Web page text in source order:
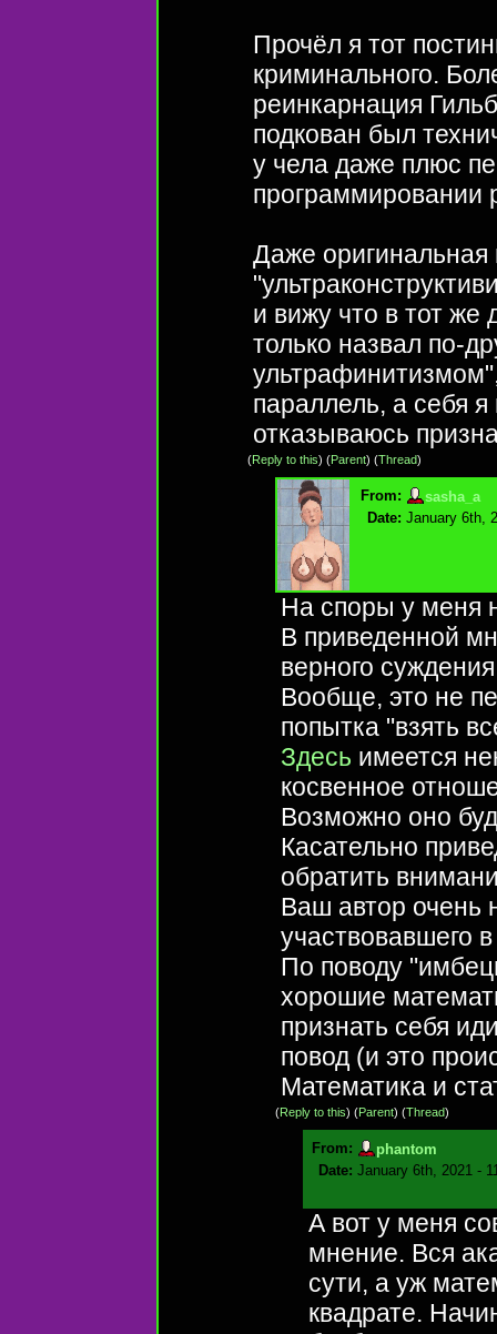
Прочёл я тот
криминального.
реинкарнация
подкован был
у чела даже плюс
программировании
Даже
и вижу что в тот же
только назвал по-
параллель, а себя
отказываюсь
(Reply to this) (Parent) (Thread)
From:
sasha_a
Date: January 6th,
На споры у меня
В приведенной
верного
Вообще, это не
попытка "взять
Здесь имеется
косвенное
Возможно оно
Касательно
обратить
Ваш автор очень
участвовавшего
По поводу
хорошие
признать себя
повод (и это
Математика и
(Reply to this) (Parent) (Thread)
From:
phantom
Date: January 6th, 2021 -
А вот у меня
мнение. Вся
сути, а уж
квадрате.